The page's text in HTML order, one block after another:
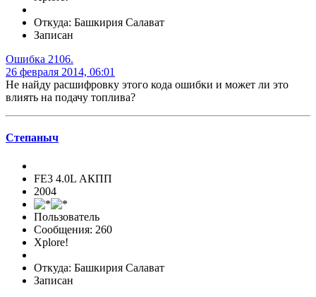
Откуда: Башкирия Салават
Записан
Ошибка 2106.
26 февраля 2014, 06:01
Не найду расшифровку этого кода ошибки и может ли это
влиять на подачу топлива?
Степаныч
FE3 4.0L АКПП
2004
Пользователь
Сообщения: 260
Xplore!
Откуда: Башкирия Салават
Записан